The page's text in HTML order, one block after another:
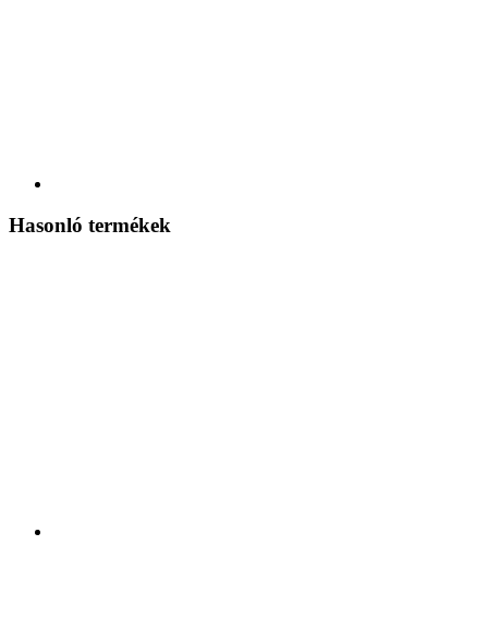
Hasonló termékek